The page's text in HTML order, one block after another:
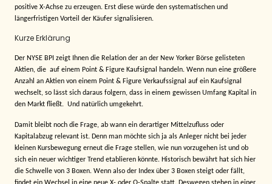
positive X-Achse zu erzeugen. Erst diese würde den systematischen und
längerfristigen Vorteil der Käufer signalisieren.
Kurze Erklärung
Der NYSE BPI zeigt Ihnen die Relation der an der New Yorker Börse gelisteten
Aktien, die auf einem Point & Figure Kaufsignal handeln. Wenn nun eine größere
Anzahl an Aktien von einem Point & Figure Verkaufssignal auf ein Kaufsignal
wechselt, so lässt sich daraus folgern, dass in einem gewissen Umfang Kapital in
den Markt fließt. Und natürlich umgekehrt.
Damit bleibt noch die Frage, ab wann ein derartiger Mittelzufluss oder
Kapitalabzug relevant ist. Denn man möchte sich ja als Anleger nicht bei jeder
kleinen Kursbewegung erneut die Frage stellen, wie nun vorzugehen ist und ob
sich ein neuer wichtiger Trend etablieren könnte. Historisch bewährt hat sich hier
die Schwelle von 3 Boxen. Wenn also der Index über 3 Boxen steigt oder fällt,